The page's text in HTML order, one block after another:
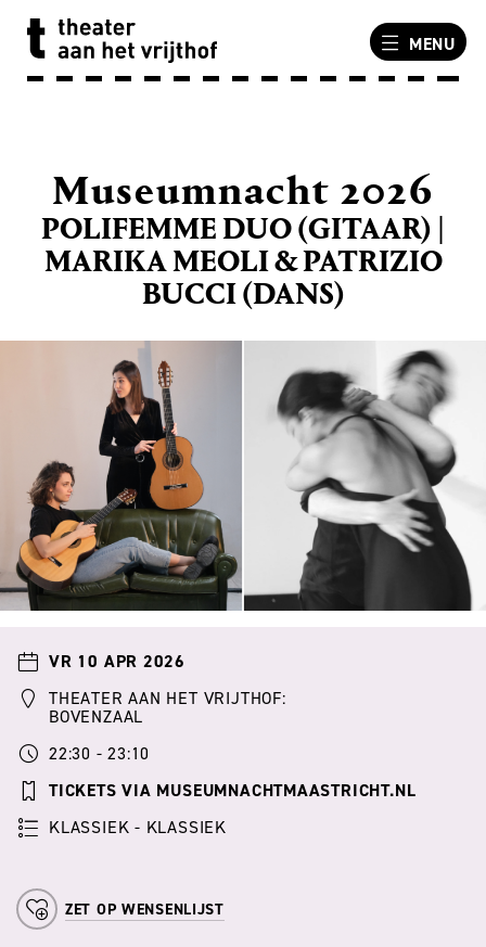
MENU
POLIFEMME DUO (GITAAR) |
MARIKA MEOLI & PATRIZIO
BUCCI (DANS)
Museumnacht 2026
VR 10 APR 2026
THEATER AAN HET VRIJTHOF:
BOVENZAAL
22:30 - 23:10
TICKETS VIA MUSEUMNACHTMAASTRICHT.NL
KLASSIEK - KLASSIEK
ZET OP WENSENLIJST